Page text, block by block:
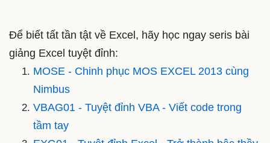
Để biết tất tần tật về Excel, hãy học ngay seris bài
giảng Excel tuyệt đỉnh:
MOSE - Chinh phục MOS EXCEL 2013 cùng
Nimbus
VBAG01 - Tuyệt đỉnh VBA - Viết code trong
tầm tay